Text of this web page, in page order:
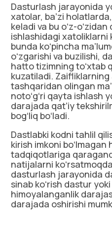
Dasturlash jarayonida
xatolar, baʼzi
keladi va bu oʻz-
ishlashidagi xatoliklarni
bunda koʻpincha
oʻzgarishi va buzilishi,
hatto tizimning toʻxtab
kuzatiladi.
tashqaridan olingan
notoʻgʻri qayta ishlash
darajada qatʼiy
bogʻliq boʻladi.
Dastlabki kodni tahlil
kirish imkoni
tadqiqotlariga
natijalarni
dasturlash jarayonida
sinab koʻrish dastur
himoyalanganlik
darajada oshirishi